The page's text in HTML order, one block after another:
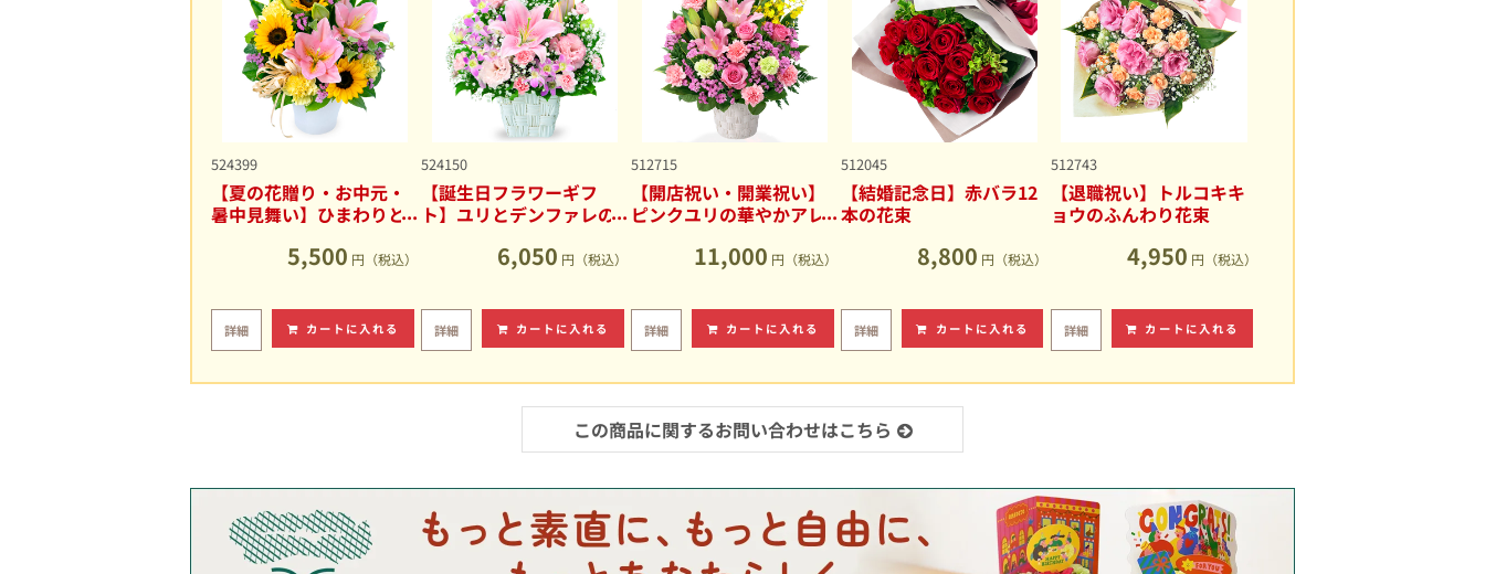
524399
【夏の花贈り・お中元・
暑中見舞い】ひまわりと
5,500 円（税込）
詳細 カートに入れる
524150
【誕生日フラワーギフ
ト】ユリとデンファレの
6,050 円（税込）
詳細 カートに入れる
512715
【開店祝い・開業祝い】
ピンクユリの華やかアレ
11,000 円（税込）
詳細 カートに入れる
512045
【結婚記念日】赤バラ12
本の花束
8,800 円（税込）
詳細 カートに入れる
512743
【退職祝い】トルコキキ
ョウのふんわり花束
4,950 円（税込）
詳細 カートに入れる
この商品に関するお問い合わせはこちら